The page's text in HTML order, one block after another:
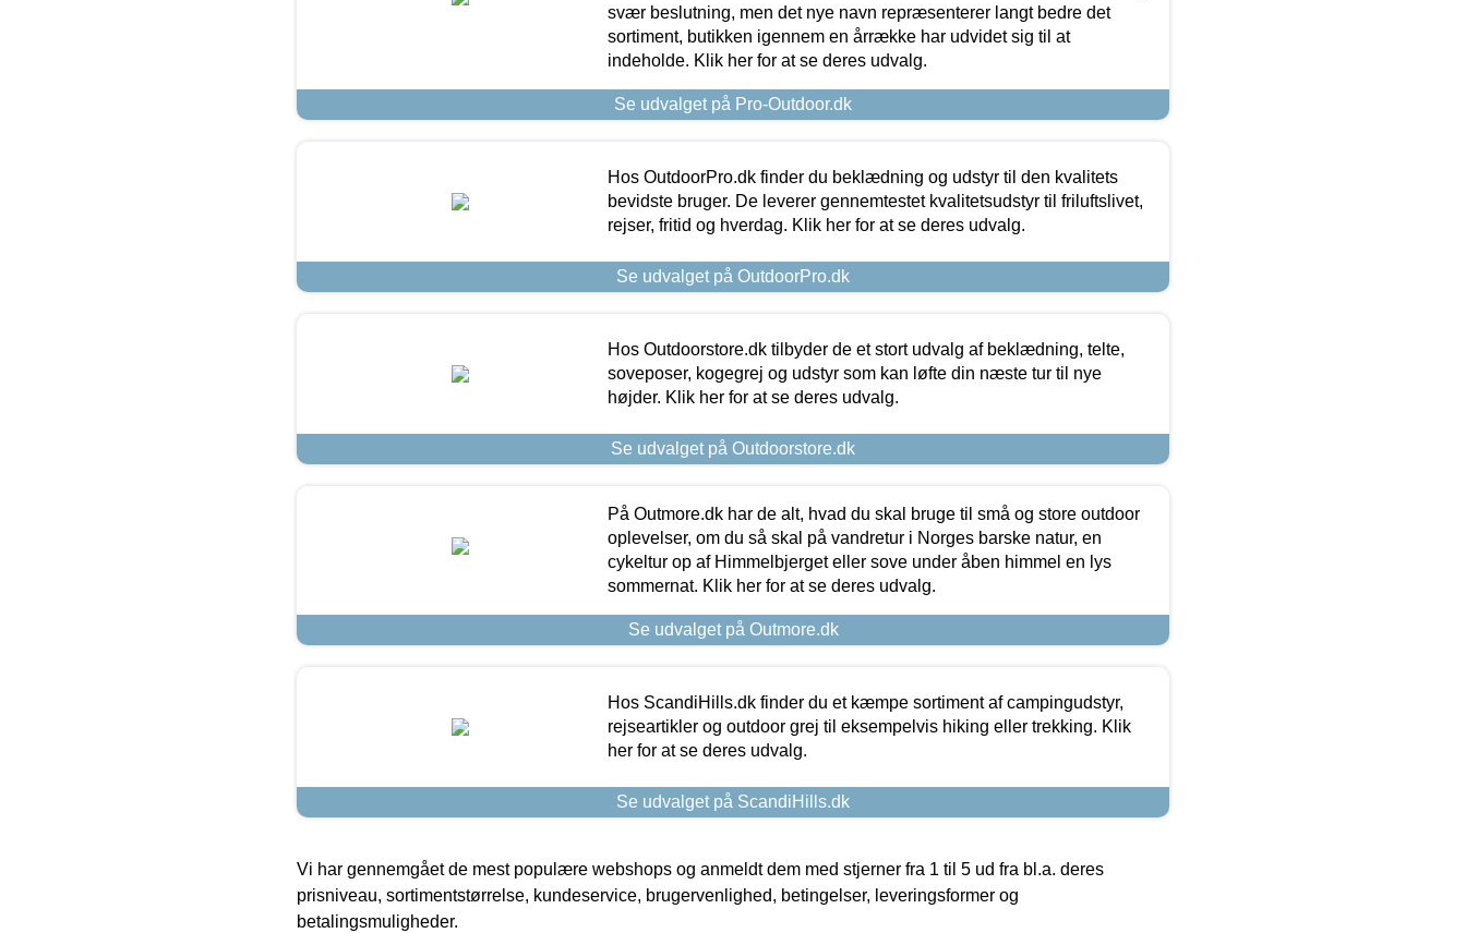
svær beslutning, men det nye navn repræsenterer langt bedre det
sortiment, butikken igennem en årrække har udvidet sig til at
indeholde. Klik her for at se deres udvalg.
Se udvalget på Pro-Outdoor.dk
Hos OutdoorPro.dk finder du beklædning og udstyr til den kvalitets
bevidste bruger. De leverer gennemtestet kvalitetsudstyr til friluftslivet,
rejser, fritid og hverdag. Klik her for at se deres udvalg.
Se udvalget på OutdoorPro.dk
Hos Outdoorstore.dk tilbyder de et stort udvalg af beklædning, telte,
soveposer, kogegrej og udstyr som kan løfte din næste tur til nye
højder. Klik her for at se deres udvalg.
Se udvalget på Outdoorstore.dk
På Outmore.dk har de alt, hvad du skal bruge til små og store outdoor
oplevelser, om du så skal på vandretur i Norges barske natur, en
cykeltur op af Himmelbjerget eller sove under åben himmel en lys
sommernat. Klik her for at se deres udvalg.
Se udvalget på Outmore.dk
Hos ScandiHills.dk finder du et kæmpe sortiment af campingudstyr,
rejseartikler og outdoor grej til eksempelvis hiking eller trekking. Klik
her for at se deres udvalg.
Se udvalget på ScandiHills.dk
Vi har gennemgået de mest populære webshops og anmeldt dem med stjerner fra 1 til 5 ud fra bl.a. deres
prisniveau, sortimentstørrelse, kundeservice, brugervenlighed, betingelser, leveringsformer og
betalingsmuligheder.